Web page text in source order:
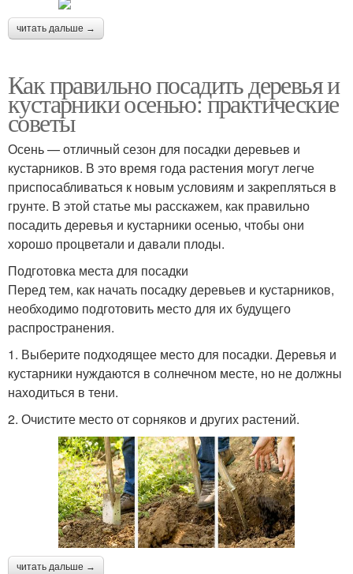
читать дальше →
Как правильно посадить деревья и
кустарники осенью: практические
советы
Осень — отличный сезон для посадки деревьев и
кустарников. В это время года растения могут легче
приспосабливаться к новым условиям и закрепляться в
грунте. В этой статье мы расскажем, как правильно
посадить деревья и кустарники осенью, чтобы они
хорошо процветали и давали плоды.
Подготовка места для посадки
Перед тем, как начать посадку деревьев и кустарников,
необходимо подготовить место для их будущего
распространения.
1. Выберите подходящее место для посадки. Деревья и
кустарники нуждаются в солнечном месте, но не должны
находиться в тени.
2. Очистите место от сорняков и других растений.
читать дальше →